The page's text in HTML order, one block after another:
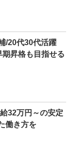
/20代30代活躍
昇格も目指せる
32万円～の安定
働き方を